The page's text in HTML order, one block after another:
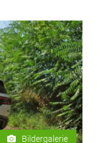
Bildergalerie